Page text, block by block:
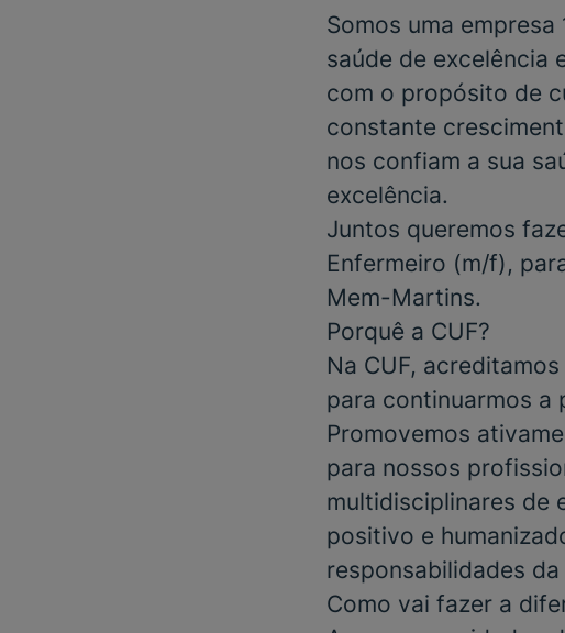
Somos uma
saúde de excelência
com o propósito de
constante
nos confiam a sua
excelência.
Juntos queremos
Enfermeiro (m/f),
Mem-Martins.
Porquê a CUF?
Na CUF,
para continuarmos a
Promovemos
para nossos
multidisciplinares de
positivo e
responsabilidades
Como vai fazer a